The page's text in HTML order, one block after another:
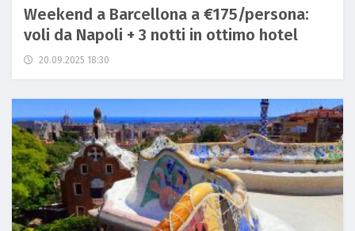
Weekend a Barcellona a €175/persona:
voli da Napoli + 3 notti in ottimo hotel
20.09.2025 18:30